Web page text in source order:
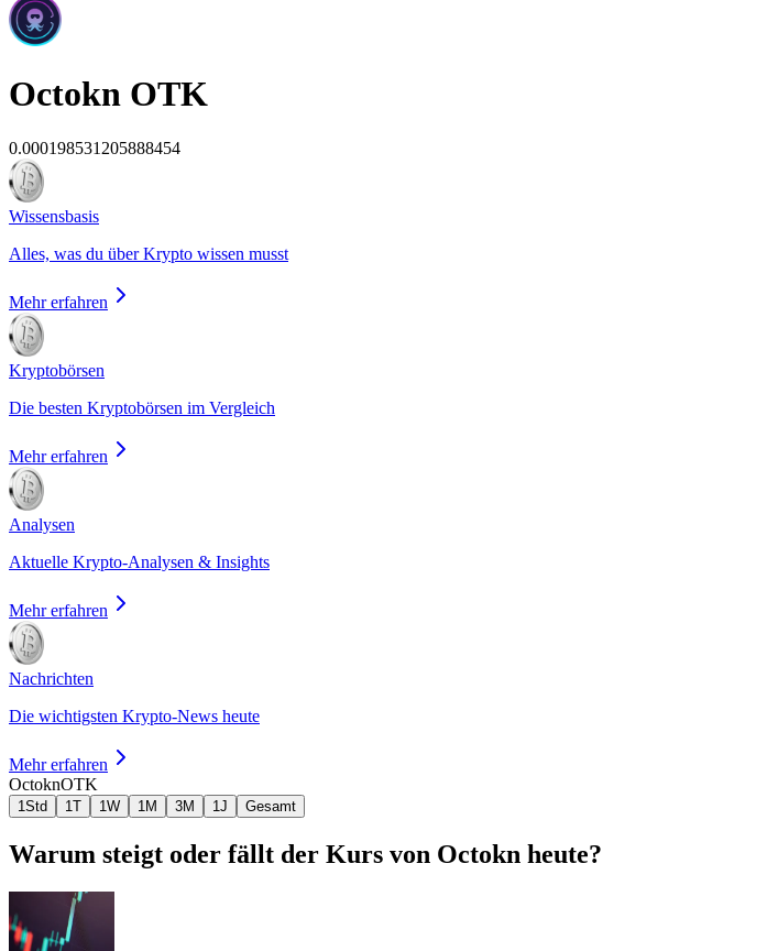
Octokn OTK
0.000198531205888454
Wissensbasis
Alles, was du über Krypto wissen musst
Mehr erfahren
Kryptobörsen
Die besten Kryptobörsen im Vergleich
Mehr erfahren
Analysen
Aktuelle Krypto-Analysen & Insights
Mehr erfahren
Nachrichten
Die wichtigsten Krypto-News heute
Mehr erfahren
OctoknOTK
1Std 1T 1W 1M 3M 1J Gesamt
Warum steigt oder fällt der Kurs von Octokn heute?